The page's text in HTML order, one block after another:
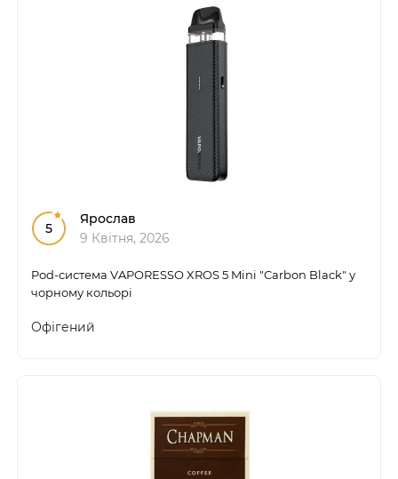
5
Ярослав
9 Квітня, 2026
Pod-система VAPORESSO XROS 5 Mini "Carbon Black" у
чорному кольорі
Офігений